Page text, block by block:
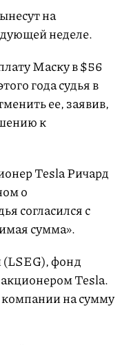
на
неделе.
Маску в $56
года судья в
ее, заявив,
к
Tesla Ричард
о
согласился с
сумма».
фонд
Tesla.
на сумму